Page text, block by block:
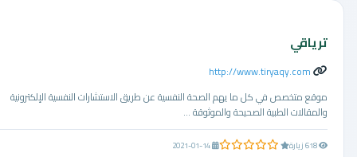
ترياقي
http://www.tiryaqy.com
موقع متخصص في كل ما يهم الصحة النفسية عن طريق الاستشارات النفسية الإلكترونية
والمقالات الطبية الصحيحة والموثوقة ...
0.0 من 5 نجوم
2021-01-14